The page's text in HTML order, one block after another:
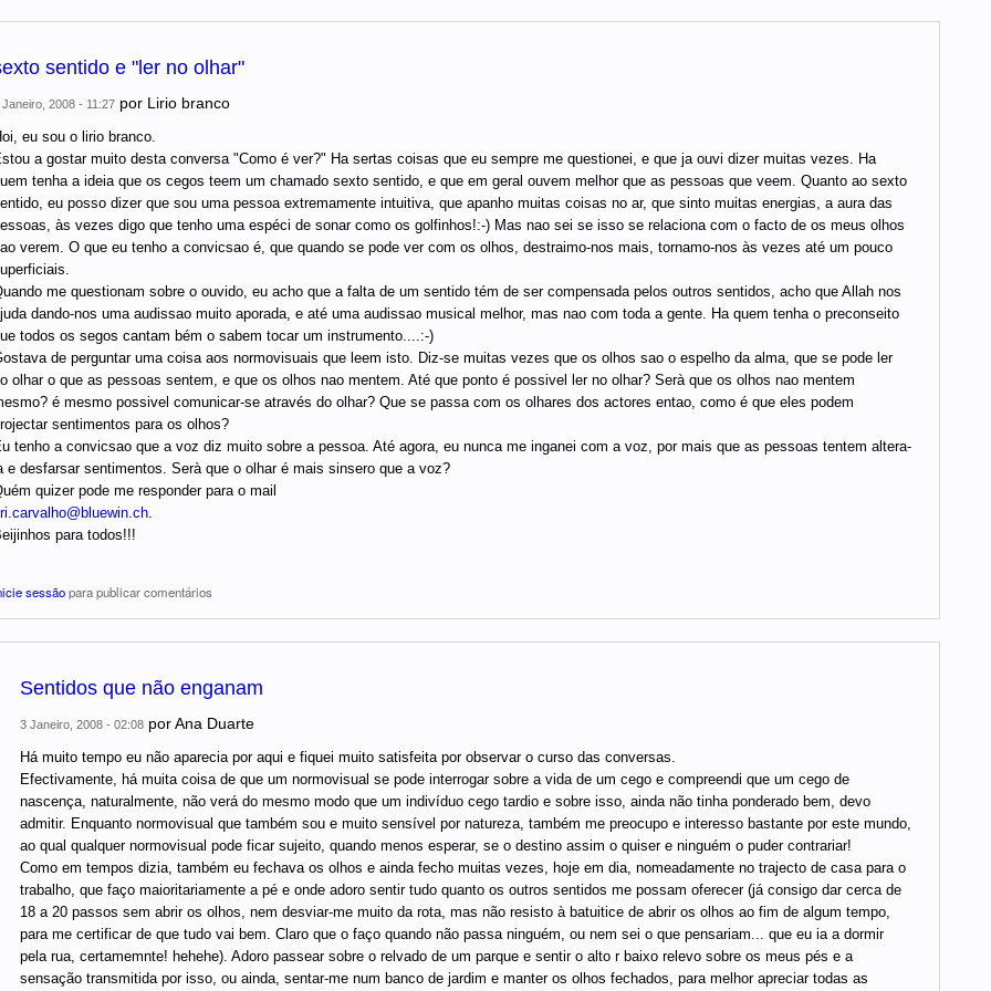
sentido e "ler no olhar"
Janeiro, 2008 - 11:27por Lirio branco
eu sou o lirio branco.
a gostar muito desta conversa "Como é ver?" Ha sertas coisas que eu sempre me questionei, e que ja ouvi dizer muitas vezes. Ha
tenha a ideia que os cegos teem um chamado sexto sentido, e que em geral ouvem melhor que as pessoas que veem. Quanto ao sexto
eu posso dizer que sou uma pessoa extremamente intuitiva, que apanho muitas coisas no ar, que sinto muitas energias, a aura das
às vezes digo que tenho uma espéci de sonar como os golfinhos!:-) Mas nao sei se isso se relaciona com o facto de os meus olhos
verem. O que eu tenho a convicsao é, que quando se pode ver com os olhos, destraimo-nos mais, tornamo-nos às vezes até um pouco
me questionam sobre o ouvido, eu acho que a falta de um sentido tém de ser compensada pelos outros sentidos, acho que Allah nos
dando-nos uma audissao muito aporada, e até uma audissao musical melhor, mas nao com toda a gente. Ha quem tenha o preconseito
todos os segos cantam bém o sabem tocar um instrumento....:-)
de perguntar uma coisa aos normovisuais que leem isto. Diz-se muitas vezes que os olhos sao o espelho da alma, que se pode ler
olhar o que as pessoas sentem, e que os olhos nao mentem. Até que ponto é possivel ler no olhar? Serà que os olhos nao mentem
é mesmo possivel comunicar-se através do olhar? Que se passa com os olhares dos actores entao, como é que eles podem
sentimentos para os olhos?
tenho a convicsao que a voz diz muito sobre a pessoa. Até agora, eu nunca me inganei com a voz, por mais que as pessoas tentem altera-
e desfarsar sentimentos. Serà que o olhar é mais sinsero que a voz?
quizer pode me responder para o mail
.
para todos!!!
sessãopara publicar comentários
Sentidos que não enganam
3 Janeiro, 2008 - 02:08porAna Duarte
Há muito tempo eu não aparecia por aqui e fiquei muito satisfeita por observar o curso das conversas.
Efectivamente, há muita coisa de que um normovisual se pode interrogar sobre a vida de um cego e compreendi que um cego de
nascença, naturalmente, não verá do mesmo modo que um indivíduo cego tardio e sobre isso, ainda não tinha ponderado bem, devo
admitir. Enquanto normovisual que também sou e muito sensível por natureza, também me preocupo e interesso bastante por este mundo,
ao qual qualquer normovisual pode ficar sujeito, quando menos esperar, se o destino assim o quiser e ninguém o puder contrariar!
Como em tempos dizia, também eu fechava os olhos e ainda fecho muitas vezes, hoje em dia, nomeadamente no trajecto de casa para o
trabalho, que faço maioritariamente a pé e onde adoro sentir tudo quanto os outros sentidos me possam oferecer (já consigo dar cerca de
18 a 20 passos sem abrir os olhos, nem desviar-me muito da rota, mas não resisto à batuitice de abrir os olhos ao fim de algum tempo,
para me certificar de que tudo vai bem. Claro que o faço quando não passa ninguém, ou nem sei o que pensariam... que eu ia a dormir
pela rua, certamemnte! hehehe). Adoro passear sobre o relvado de um parque e sentir o alto r baixo relevo sobre os meus pés e a
sensação transmitida por isso, ou ainda, sentar-me num banco de jardim e manter os olhos fechados, para melhor apreciar todas as